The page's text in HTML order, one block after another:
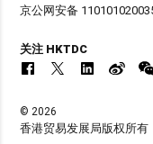
京公网安备
关注 HKTDC
© 2026
香港贸易发展局版权所有